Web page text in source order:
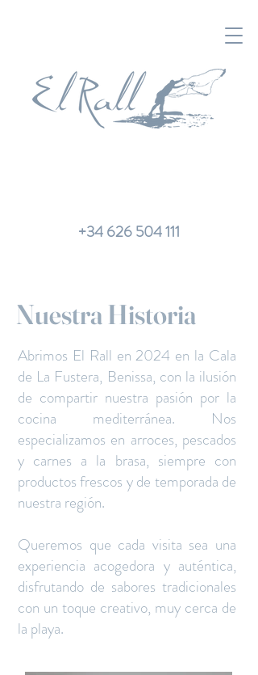
+34 626 504 111
Nuestra Historia
Abrimos El Rall en 2024 en la Cala
de La Fustera, Benissa, con la ilusión
de compartir nuestra pasión por la
cocina mediterránea. Nos
especializamos en arroces, pescados
y carnes a la brasa, siempre con
productos frescos y de temporada de
nuestra región.
Queremos que cada visita sea una
experiencia acogedora y auténtica,
disfrutando de sabores tradicionales
con un toque creativo, muy cerca de
la playa.